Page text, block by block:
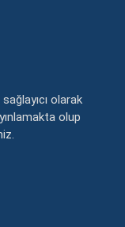
olarak
olup